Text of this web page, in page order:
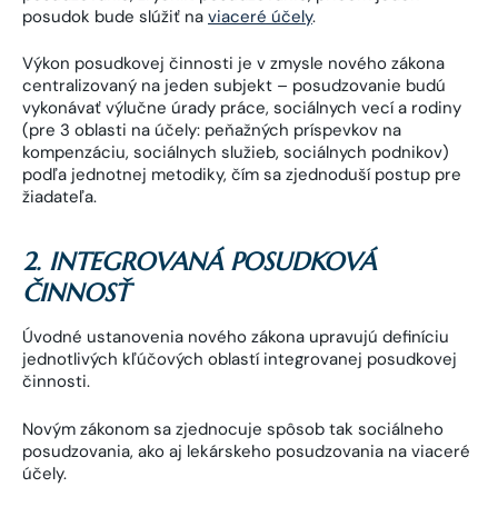
posudok bude slúžiť na viaceré účely.
Výkon posudkovej činnosti je v zmysle nového zákona
centralizovaný na jeden subjekt – posudzovanie budú
vykonávať výlučne úrady práce, sociálnych vecí a rodiny
(pre 3 oblasti na účely: peňažných príspevkov na
kompenzáciu, sociálnych služieb, sociálnych podnikov)
podľa jednotnej metodiky, čím sa zjednoduší postup pre
žiadateľa.
2. INTEGROVANÁ POSUDKOVÁ
ČINNOSŤ
Úvodné ustanovenia nového zákona upravujú definíciu
jednotlivých kľúčových oblastí integrovanej posudkovej
činnosti.
Novým zákonom sa zjednocuje spôsob tak sociálneho
posudzovania, ako aj lekárskeho posudzovania na viaceré
účely.